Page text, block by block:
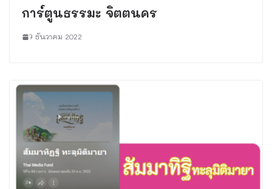
การ์ตูนธรรมะ จิตตนคร
7 ธันวาคม 2022